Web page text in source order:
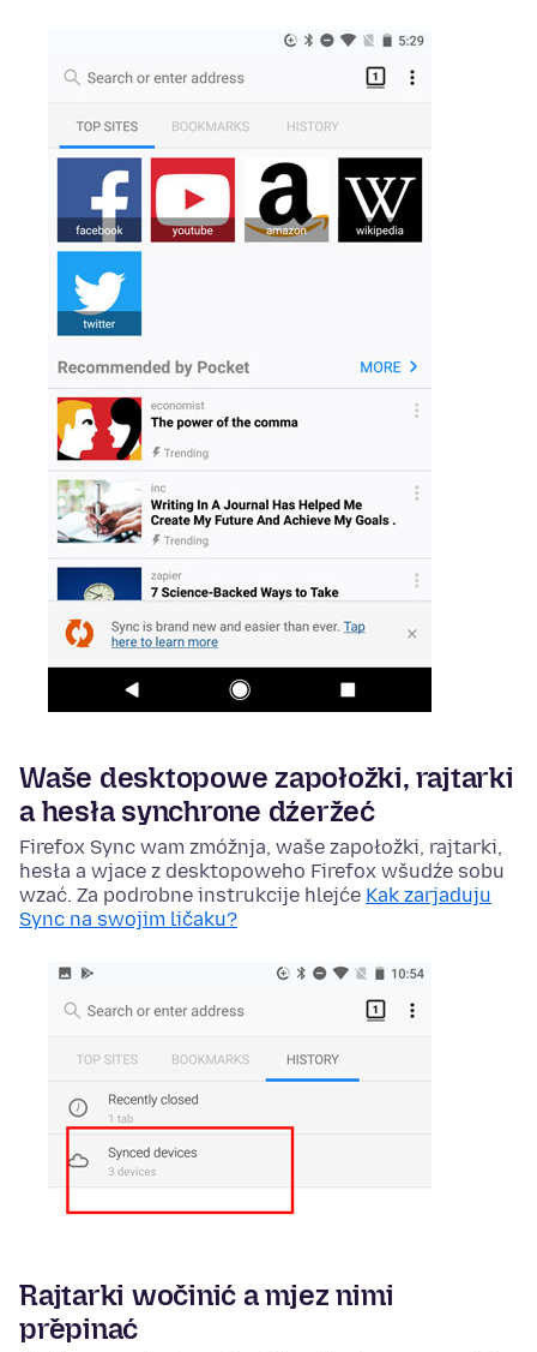
Waše desktopowe zapołožki, rajtarki
a hesła synchrone dźeržeć
Firefox Sync wam zmóžnja, waše zapołožki, rajtarki,
hesła a wjace z desktopoweho Firefox wšudźe sobu
wzać. Za podrobne instrukcije hlejće Kak zarjaduju
Sync na swojim ličaku?
Rajtarki wočinić a mjez nimi
přepinać